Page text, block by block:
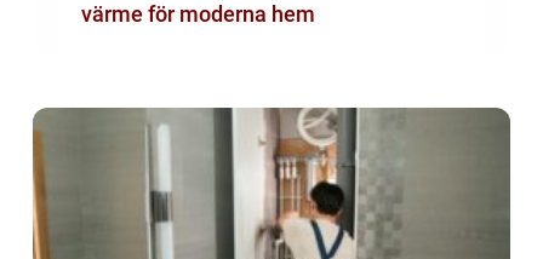
värme för moderna hem